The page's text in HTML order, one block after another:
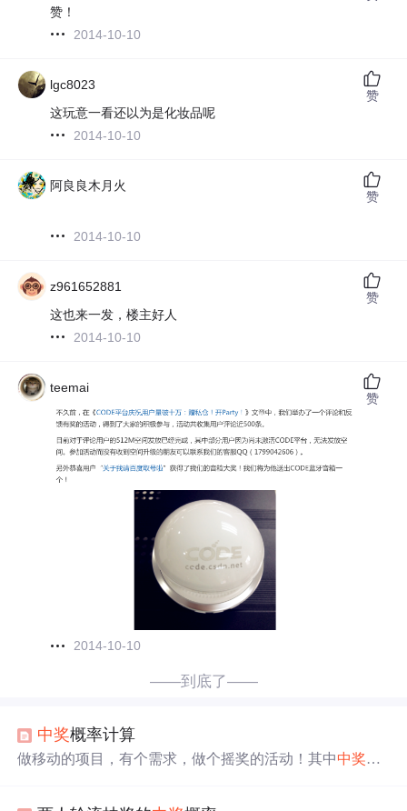
赞！
2014-10-10
lgc8023
这玩意一看还以为是化妆品呢
2014-10-10
赞
阿良良木月火
2014-10-10
赞
z961652881
这也来一发，楼主好人
2014-10-10
赞
teemai
2014-10-10
赞
——到底了——
中奖概率计算
做移动的项目，有个需求，做个摇奖的活动！其中中奖的